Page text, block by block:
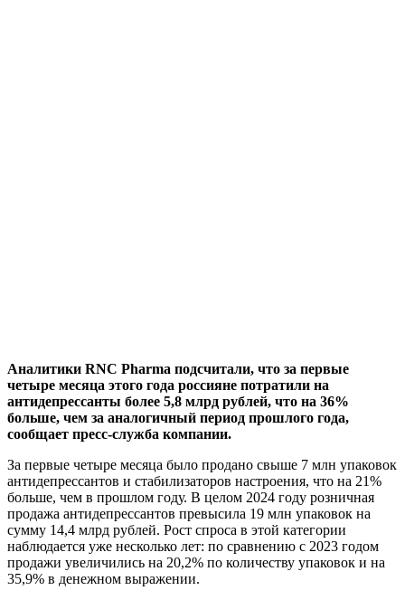
Аналитики RNC Pharma подсчитали, что за первые
четыре месяца этого года россияне потратили на
антидепрессанты более 5,8 млрд рублей, что на 36%
больше, чем за аналогичный период прошлого года,
сообщает пресс-служба компании.
За первые четыре месяца было продано свыше 7 млн упаковок
антидепрессантов и стабилизаторов настроения, что на 21%
больше, чем в прошлом году. В целом 2024 году розничная
продажа антидепрессантов превысила 19 млн упаковок на
сумму 14,4 млрд рублей. Рост спроса в этой категории
наблюдается уже несколько лет: по сравнению с 2023 годом
продажи увеличились на 20,2% по количеству упаковок и на
35,9% в денежном выражении.